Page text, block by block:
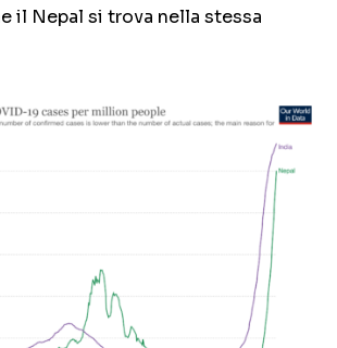
il Nepal si trova nella stessa